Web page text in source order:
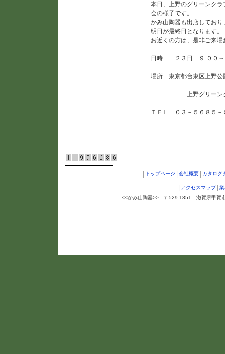
本日、上野のグリーンク
会の様子です。
かみ山陶器も出店してお
明日が最終日となります。
お近くの方は、是非ご来
日時 ２３日 ９:００～
場所 東京都台東区上
上野グリーンク
ＴＥＬ ０３－５６８５－
トップページ 会社概要 カタログ
アクセスマップ
<<かみ山陶器>> 〒529-1851 滋賀県甲賀